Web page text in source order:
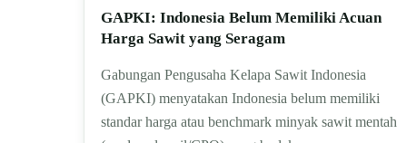
GAPKI: Indonesia Belum Memiliki Acuan
Harga Sawit yang Seragam
Gabungan Pengusaha Kelapa Sawit Indonesia
(GAPKI) menyatakan Indonesia belum memiliki
standar harga atau benchmark minyak sawit mentah